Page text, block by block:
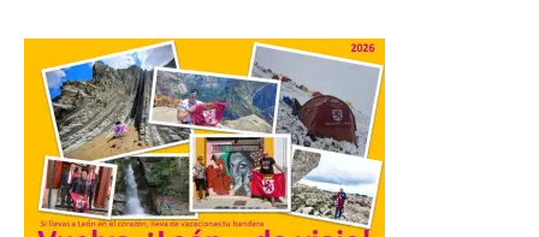
El programa cultural
Salamanca Plazas y Patios
continúa este fin de
semana con propuestas
de teatro y música. En el
Patio Chico está previsto el estreno
absoluto de “De indis. Por favor, firme
aquí”, una producción de la compañía
salmantina […]